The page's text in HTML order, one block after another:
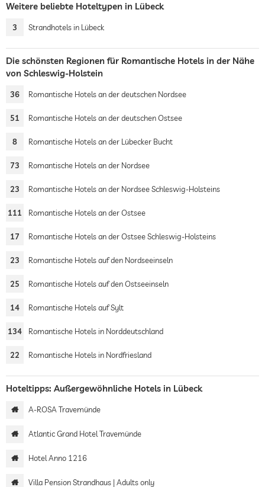
Weitere beliebte Hoteltypen in Lübeck
3 Strandhotels in Lübeck
Die schönsten Regionen für Romantische Hotels in der Nähe
von Schleswig-Holstein
36 Romantische Hotels an der deutschen Nordsee
51 Romantische Hotels an der deutschen Ostsee
8 Romantische Hotels an der Lübecker Bucht
73 Romantische Hotels an der Nordsee
23 Romantische Hotels an der Nordsee Schleswig-Holsteins
111 Romantische Hotels an der Ostsee
17 Romantische Hotels an der Ostsee Schleswig-Holsteins
23 Romantische Hotels auf den Nordseeinseln
25 Romantische Hotels auf den Ostseeinseln
14 Romantische Hotels auf Sylt
134 Romantische Hotels in Norddeutschland
22 Romantische Hotels in Nordfriesland
Hoteltipps: Außergewöhnliche Hotels in Lübeck
A-ROSA Travemünde
Atlantic Grand Hotel Travemünde
Hotel Anno 1216
Villa Pension Strandhaus | Adults only